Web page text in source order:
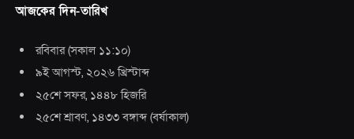
আজকের দিন-তারিখ
রবিবার(সকাল ১১:১০)
৯ই আগস্ট, ২০২৬ খ্রিস্টাব্দ
২৫শে সফর, ১৪৪৮ হিজরি
২৫শে শ্রাবণ, ১৪৩৩ বঙ্গাব্দ (বর্ষাকাল)